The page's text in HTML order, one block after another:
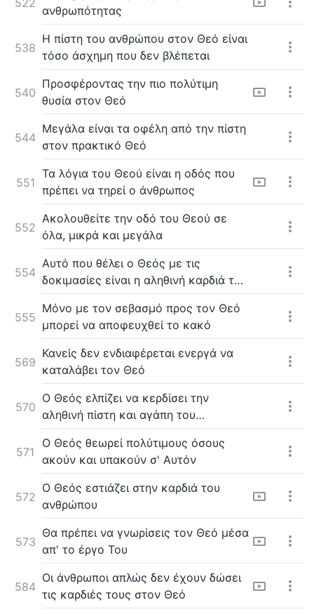
ανθρωπότητας
538
Η πίστη του ανθρώπου στον Θεό είναι
τόσο άσχημη που δεν βλέπεται
540
Προσφέροντας την πιο πολύτιμη
θυσία στον Θεό
544
Μεγάλα είναι τα οφέλη από την πίστη
στον πρακτικό Θεό
551
Τα λόγια του Θεού είναι η οδός που
πρέπει να τηρεί ο άνθρωπος
552
Ακολουθείτε την οδό του Θεού σε
όλα, μικρά και μεγάλα
554
Αυτό που θέλει ο Θεός με τις
δοκιμασίες είναι η αληθινή καρδιά του
ανθρώπου
555
Μόνο με τον σεβασμό προς τον Θεό
μπορεί να αποφευχθεί το κακό
569
Κανείς δεν ενδιαφέρεται ενεργά να
καταλάβει τον Θεό
570
Ο Θεός ελπίζει να κερδίσει την
αληθινή πίστη και αγάπη του
ανθρώπου γι 'Αυτόν
571
Ο Θεός θεωρεί πολύτιμους όσους
ακούν και υπακούν σ' Αυτόν
572
Ο Θεός εστιάζει στην καρδιά του
ανθρώπου
573
Θα πρέπει να γνωρίσεις τον Θεό μέσα
απ' το έργο Του
584
Οι άνθρωποι απλώς δεν έχουν δώσει
τις καρδιές τους στον Θεό